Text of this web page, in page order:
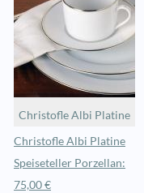
Christofle Albi Platine
Christofle Albi Platine
Speiseteller Porzellan:
75,00 €